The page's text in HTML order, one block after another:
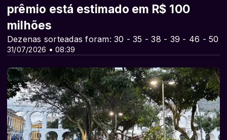
31/07/2026 • 08:39
prêmio está estimado em R$ 100
milhões
Dezenas sorteadas foram: 30 - 35 - 38 - 39 - 46 - 50